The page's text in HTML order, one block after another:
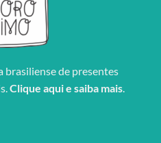
brasiliense de presentes
Clique aqui e saiba mais.